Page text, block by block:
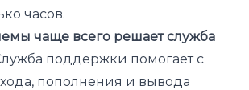
часов.
чаще всего решает служба
поддержки помогает с
пополнения и вывода